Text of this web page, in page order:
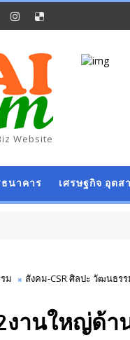
Website
ธนาคาร เศรษฐกิจ อุตส
ม สังคม-CSR ศิลปะ วัฒนธร
งานใหญ่ด้